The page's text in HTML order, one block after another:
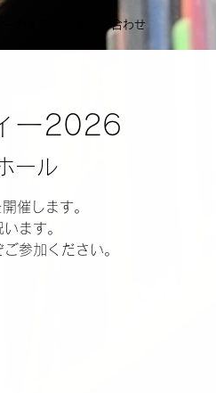
お問い合わせ
ー2026
ール
催します。
ます。
参加ください。